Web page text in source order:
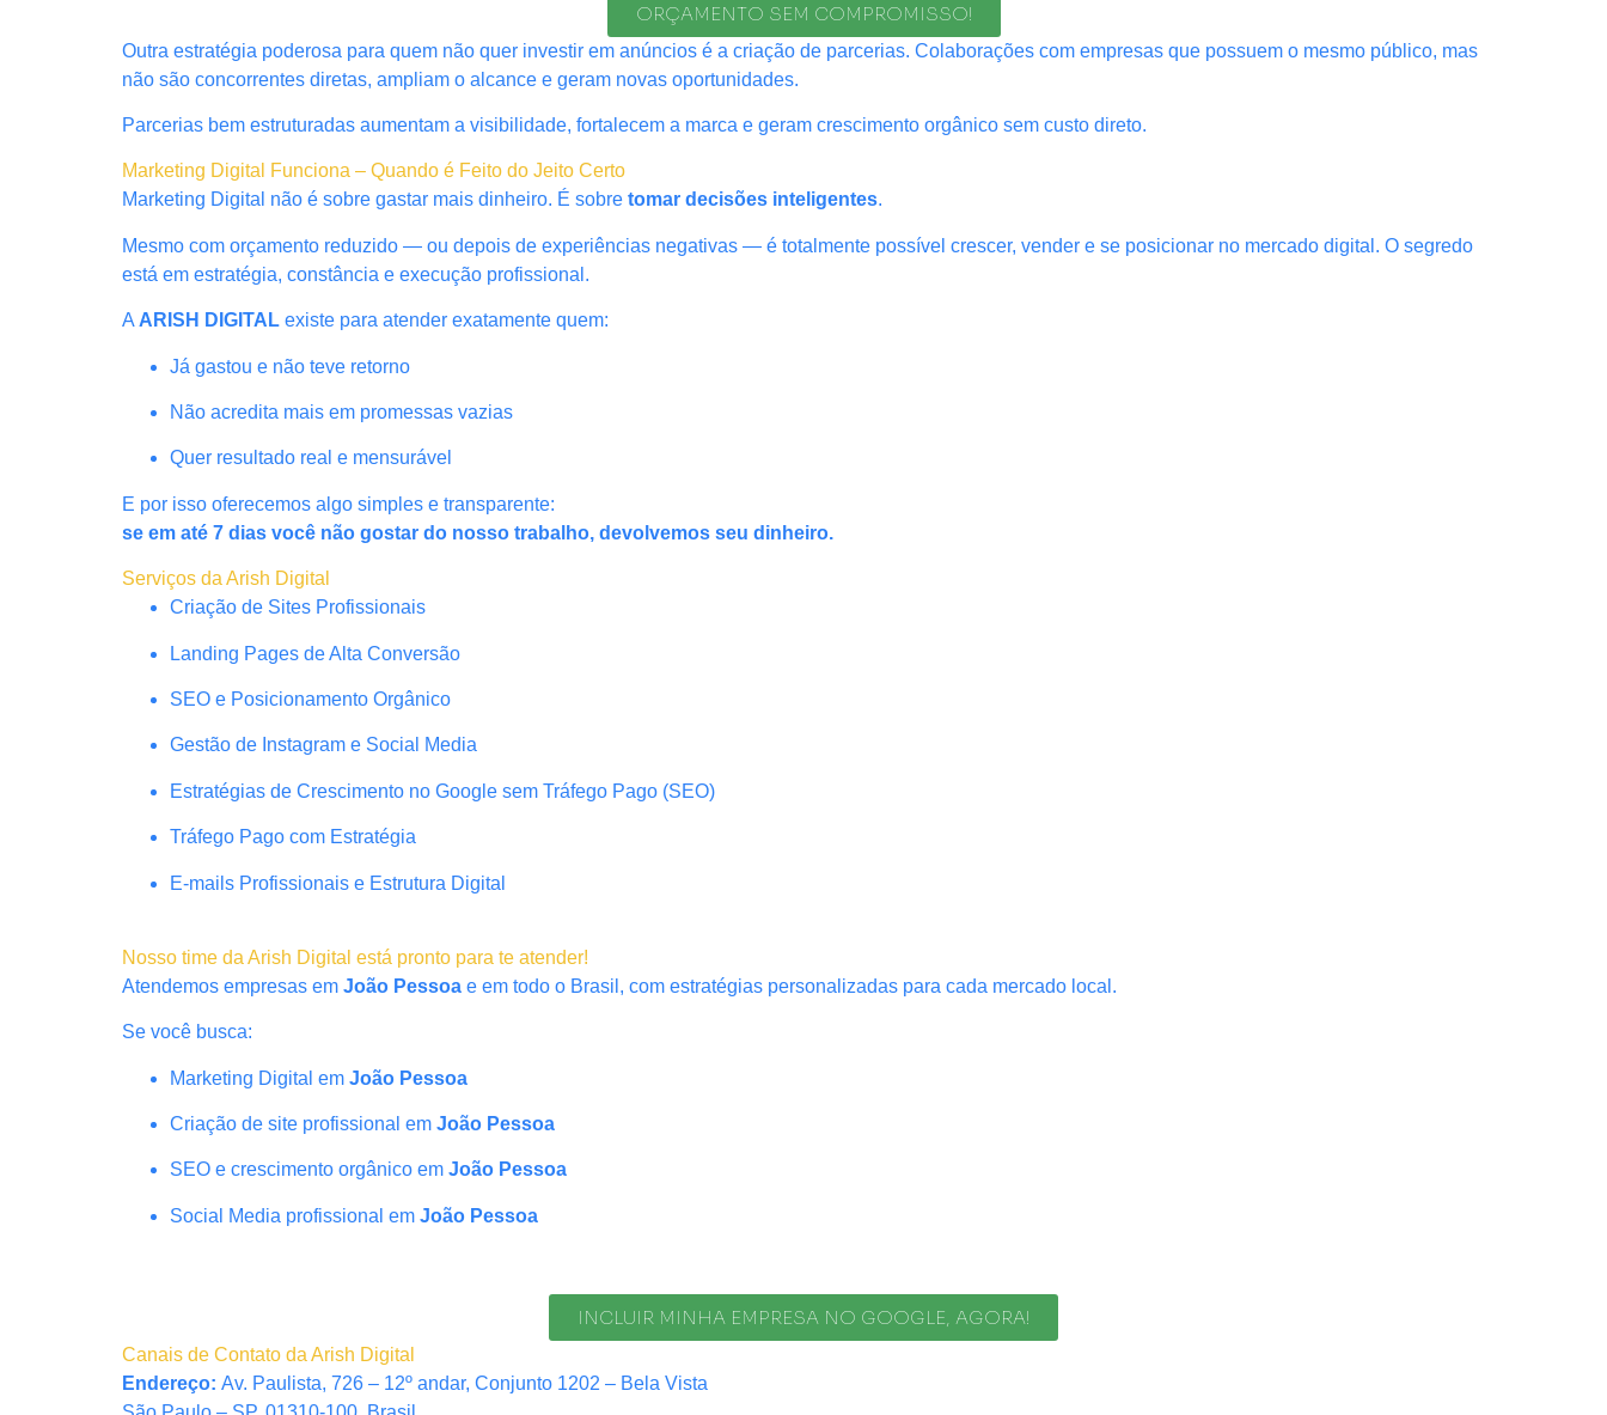
ORÇAMENTO SEM COMPROMISSO!
Outra estratégia poderosa para quem não quer investir em anúncios é a criação de parcerias. Colaborações com empresas que possuem o mesmo público, mas
não são concorrentes diretas, ampliam o alcance e geram novas oportunidades.
Parcerias bem estruturadas aumentam a visibilidade, fortalecem a marca e geram crescimento orgânico sem custo direto.
Marketing Digital Funciona – Quando é Feito do Jeito Certo
Marketing Digital não é sobre gastar mais dinheiro. É sobre tomar decisões inteligentes.
Mesmo com orçamento reduzido — ou depois de experiências negativas — é totalmente possível crescer, vender e se posicionar no mercado digital. O segredo
está em estratégia, constância e execução profissional.
A ARISH DIGITAL existe para atender exatamente quem:
Já gastou e não teve retorno
Não acredita mais em promessas vazias
Quer resultado real e mensurável
E por isso oferecemos algo simples e transparente:
se em até 7 dias você não gostar do nosso trabalho, devolvemos seu dinheiro.
Serviços da Arish Digital
Criação de Sites Profissionais
Landing Pages de Alta Conversão
SEO e Posicionamento Orgânico
Gestão de Instagram e Social Media
Estratégias de Crescimento no Google sem Tráfego Pago (SEO)
Tráfego Pago com Estratégia
E-mails Profissionais e Estrutura Digital
Nosso time da Arish Digital está pronto para te atender!
Atendemos empresas em João Pessoa e em todo o Brasil, com estratégias personalizadas para cada mercado local.
Se você busca:
Marketing Digital em João Pessoa
Criação de site profissional em João Pessoa
SEO e crescimento orgânico em João Pessoa
Social Media profissional em João Pessoa
INCLUIR MINHA EMPRESA NO GOOGLE, AGORA!
Canais de Contato da Arish Digital
Endereço: Av. Paulista, 726 – 12º andar, Conjunto 1202 – Bela Vista